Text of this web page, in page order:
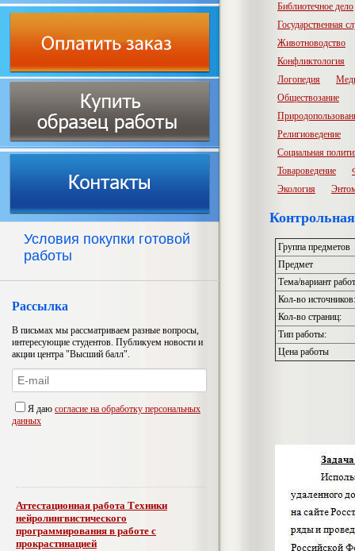
Условия покупки готовой
работы
Рассылка
В письмах мы рассматриваем разные вопросы,
интересующие студентов. Публикуем новости и
акции центра "Высший балл".
Я даю согласие на обработку персональных
данных
Аттестационная работа Техники
нейролингвистического
программирования в работе с
прокрастинацией
Библиотечное дело
Государственная
Животноводство
Конфликтология
Логопедия
Обществозание
Религиоведение
Социальная
Товароведение
Экология
Группа предметов
Предмет
Тема/вариант
Кол-во источников:
Кол-во страниц:
Тип работы:
Цена работы